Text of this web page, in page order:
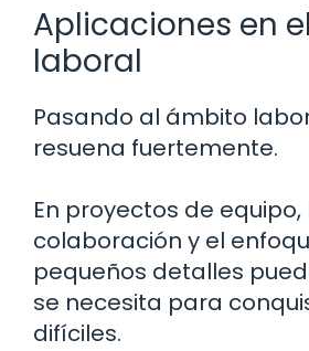
Aplicaciones en
laboral
Pasando al ámbito
resuena fuertemente.
En proyectos de equipo,
colaboración y el
pequeños detalles
se necesita para
difíciles.